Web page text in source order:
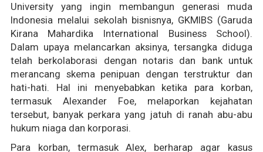
University yang ingin membangun generasi muda
Indonesia melalui sekolah bisnisnya, GKMIBS (Garuda
Kirana Mahardika International Business School).
Dalam upaya melancarkan aksinya, tersangka diduga
telah berkolaborasi dengan notaris dan bank untuk
merancang skema penipuan dengan terstruktur dan
hati-hati. Hal ini menyebabkan ketika para korban,
termasuk Alexander Foe, melaporkan kejahatan
tersebut, banyak perkara yang jatuh di ranah abu-abu
hukum niaga dan korporasi.
Para korban, termasuk Alex, berharap agar kasus